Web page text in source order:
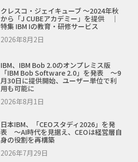
クレスコ・ジェイキューブ ～2024年秋
から「J CUBEアカデミー」を提供 ｜
特集 IBM Iの教育・研修サービス
2026年8月2日
IBM、IBM Bob 2.0のオンプレミス版
「IBM Bob Software 2.0」を発表 ～9
月30日に提供開始、ユーザー単位で利
用も可能に
2026年8月1日
日本IBM、「CEOスタディ2026」を発
表 ～AI時代を見据え、CEOは経営層自
身の役割を再構築
2026年7月29日